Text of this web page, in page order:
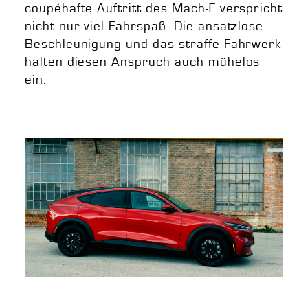
coupéhafte Auftritt des Mach-E verspricht
nicht nur viel Fahrspaß. Die ansatzlose
Beschleunigung und das straffe Fahrwerk
halten diesen Anspruch auch mühelos
ein.